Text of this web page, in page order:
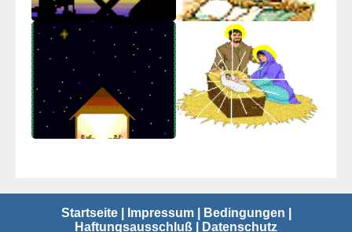
Startseite| Impressum| Bedingungen
Haftungsausschluß
Datenschutz